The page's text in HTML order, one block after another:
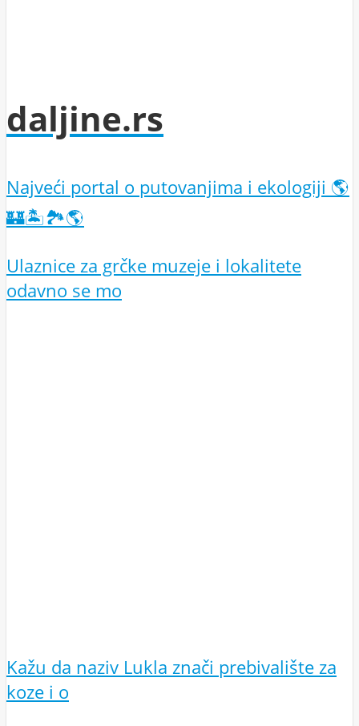
daljine.rs
Najveći portal o putovanjima i ekologiji 🌎
🏰🏝️🏞️🌎
Ulaznice za grčke muzeje i lokalitete
odavno se mo
Kažu da naziv Lukla znači prebivalište za
koze i o